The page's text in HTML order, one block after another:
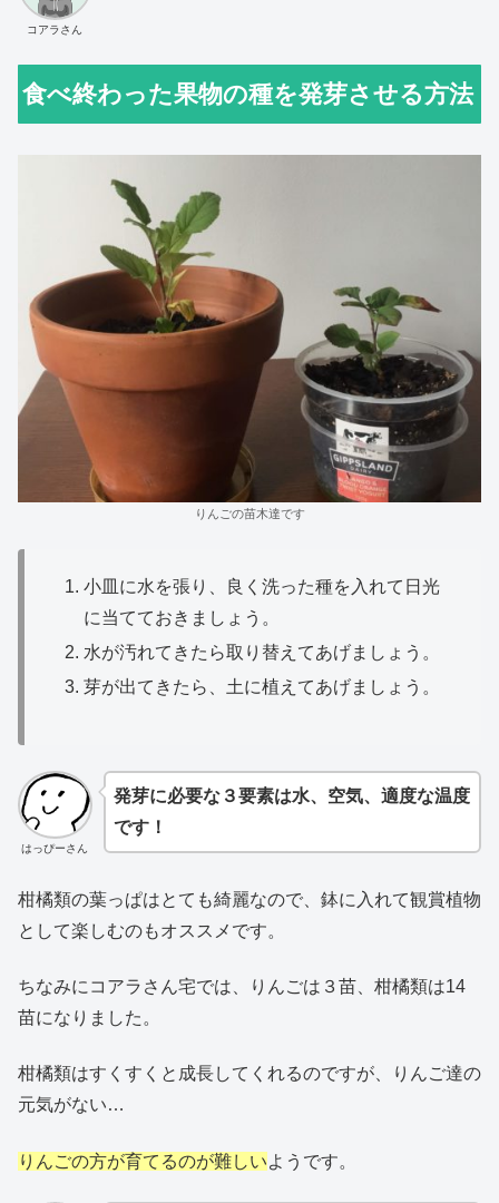
コアラさん
食べ終わった果物の種を発芽させる方法
りんごの苗木達です
小皿に水を張り、良く洗った種を入れて日光
に当てておきましょう。
水が汚れてきたら取り替えてあげましょう。
芽が出てきたら、土に植えてあげましょう。
はっぴーさん
発芽に必要な３要素は水、空気、適度な温度
です！
柑橘類の葉っぱはとても綺麗なので、鉢に入れて観賞植物
として楽しむのもオススメです。
ちなみにコアラさん宅では、りんごは３苗、柑橘類は14
苗になりました。
柑橘類はすくすくと成長してくれるのですが、りんご達の
元気がない…
りんごの方が育てるのが難しいようです。